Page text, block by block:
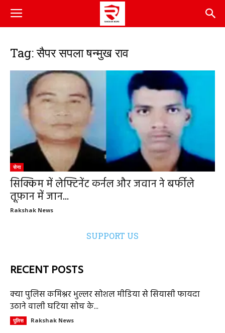
Tag: सैपर सपला षन्मुख राव
सेना
सिक्किम में लेफ्टिनेंट कर्नल और जवान ने बर्फीले
तूफ़ान में जान...
Rakshak News
SUPPORT US
RECENT POSTS
क्या पुलिस कमिश्नर भुल्लर सोशल मीडिया से सियासी फायदा
उठाने वाली घटिया सोच के...
पुलिस Rakshak News